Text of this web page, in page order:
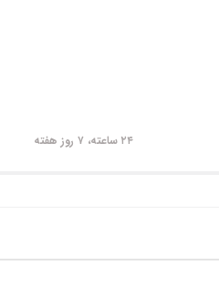
۲۴ ساعته، ۷ روز هفته